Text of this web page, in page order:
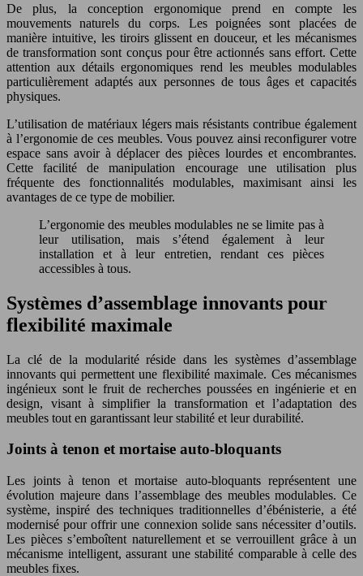
De plus, la conception ergonomique prend en compte les
mouvements naturels du corps. Les poignées sont placées de
manière intuitive, les tiroirs glissent en douceur, et les mécanismes
de transformation sont conçus pour être actionnés sans effort. Cette
attention aux détails ergonomiques rend les meubles modulables
particulièrement adaptés aux personnes de tous âges et capacités
physiques.
L’utilisation de matériaux légers mais résistants contribue également
à l’ergonomie de ces meubles. Vous pouvez ainsi reconfigurer votre
espace sans avoir à déplacer des pièces lourdes et encombrantes.
Cette facilité de manipulation encourage une utilisation plus
fréquente des fonctionnalités modulables, maximisant ainsi les
avantages de ce type de mobilier.
L’ergonomie des meubles modulables ne se limite pas à
leur utilisation, mais s’étend également à leur
installation et à leur entretien, rendant ces pièces
accessibles à tous.
Systèmes d’assemblage innovants pour
flexibilité maximale
La clé de la modularité réside dans les systèmes d’assemblage
innovants qui permettent une flexibilité maximale. Ces mécanismes
ingénieux sont le fruit de recherches poussées en ingénierie et en
design, visant à simplifier la transformation et l’adaptation des
meubles tout en garantissant leur stabilité et leur durabilité.
Joints à tenon et mortaise auto-bloquants
Les joints à tenon et mortaise auto-bloquants représentent une
évolution majeure dans l’assemblage des meubles modulables. Ce
système, inspiré des techniques traditionnelles d’ébénisterie, a été
modernisé pour offrir une connexion solide sans nécessiter d’outils.
Les pièces s’emboîtent naturellement et se verrouillent grâce à un
mécanisme intelligent, assurant une stabilité comparable à celle des
meubles fixes.